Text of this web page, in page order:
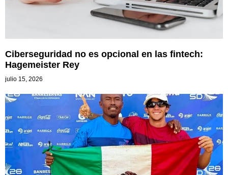
Ciberseguridad no es opcional en las fintech:
Hagemeister Rey
julio 15, 2026